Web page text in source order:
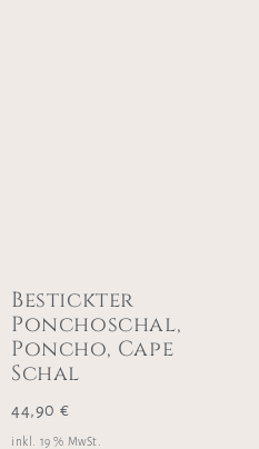
Bestickter
Ponchoschal,
Poncho, Cape
Schal
44,90 €
inkl. 19 % MwSt.